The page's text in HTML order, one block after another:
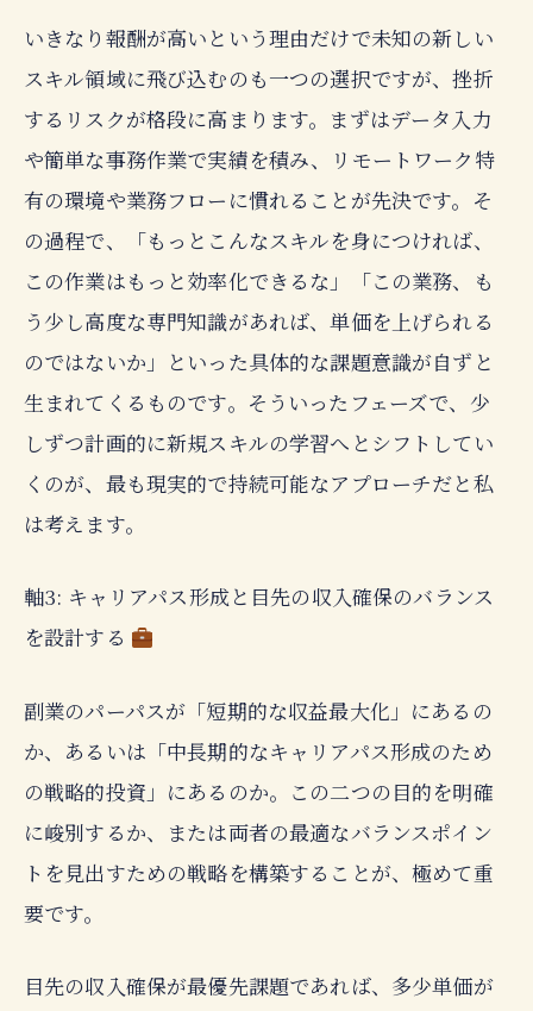
いきなり報酬が高いという理由だけで未知の新しい
スキル領域に飛び込むのも一つの選択ですが、挫折
するリスクが格段に高まります。まずはデータ入力
や簡単な事務作業で実績を積み、リモートワーク特
有の環境や業務フローに慣れることが先決です。そ
の過程で、「もっとこんなスキルを身につければ、
この作業はもっと効率化できるな」「この業務、も
う少し高度な専門知識があれば、単価を上げられる
のではないか」といった具体的な課題意識が自ずと
生まれてくるものです。そういったフェーズで、少
しずつ計画的に新規スキルの学習へとシフトしてい
くのが、最も現実的で持続可能なアプローチだと私
は考えます。
軸3: キャリアパス形成と目先の収入確保のバランス
を設計する
副業のパーパスが「短期的な収益最大化」にあるの
か、あるいは「中長期的なキャリアパス形成のため
の戦略的投資」にあるのか。この二つの目的を明確
に峻別するか、または両者の最適なバランスポイン
トを見出すための戦略を構築することが、極めて重
要です。
目先の収入確保が最優先課題であれば、多少単価が